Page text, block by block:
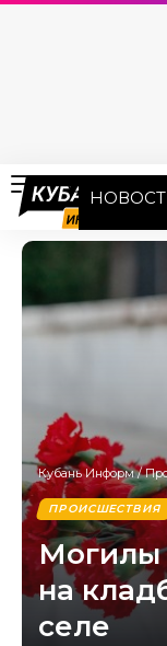
Кубань Информ/
ПРОИСШЕСТВИЯ
Могилы
на
селе